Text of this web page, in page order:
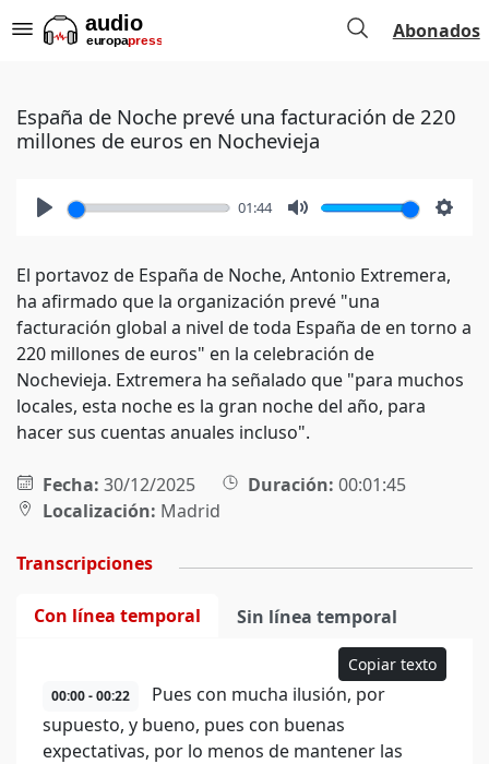
Abonados
España de Noche prevé una facturación de 220
millones de euros en Nochevieja
01:44
El portavoz de España de Noche, Antonio Extremera,
ha afirmado que la organización prevé "una
facturación global a nivel de toda España de en torno a
220 millones de euros" en la celebración de
Nochevieja. Extremera ha señalado que "para muchos
locales, esta noche es la gran noche del año, para
hacer sus cuentas anuales incluso".
Fecha: 30/12/2025 Duración: 00:01:45
Localización: Madrid
Transcripciones
Con línea temporal Sin línea temporal
Copiar texto
00:00 - 00:22
Pues con mucha ilusión, por
supuesto, y bueno, pues con buenas
expectativas, por lo menos de mantener las